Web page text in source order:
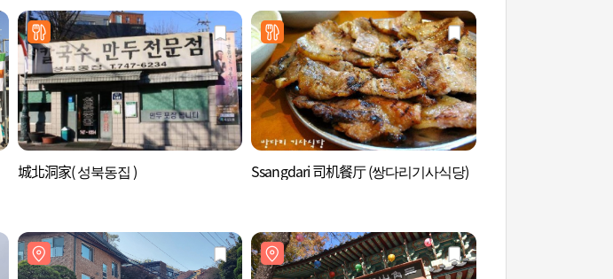
城北洞家( 성북동집 ) Ssangdari 司机餐厅 (쌍다리기사식당)